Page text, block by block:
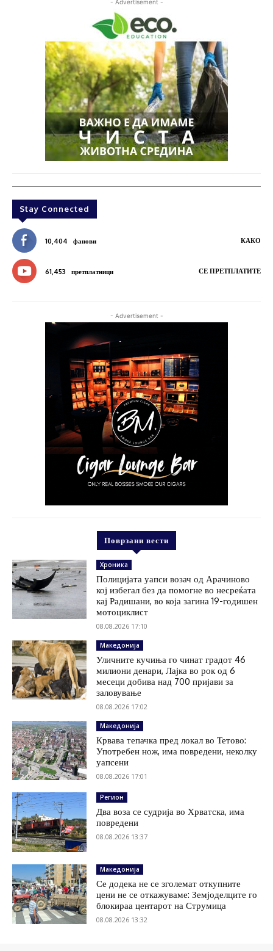
- Advertisement -
Stay Connected
10,404 фанови КАКО
61,453 претплатници СЕ ПРЕТПЛАТИТЕ
- Advertisement -
Поврзани вести
Хроника
Полицијата уапси возач од Арачиново
кој избегал без да помогне во несреќата
кај Радишани, во која загина 19-годишен
мотоциклист
08.08.2026 17:10
Македонија
Уличните кучиња го чинат градот 46
милиони денари, Лајка во рок од 6
месеци добива над 700 пријави за
заловување
08.08.2026 17:02
Македонија
Крвава тепачка пред локал во Тетово:
Употребен нож, има повредени, неколку
уапсени
08.08.2026 17:01
Регион
Два воза се судрија во Хрватска, има
повредени
08.08.2026 13:37
Македонија
Се додека не се зголемат откупните
цени не се откажуваме: Земјоделците го
блокираа центарот на Струмица
08.08.2026 13:32